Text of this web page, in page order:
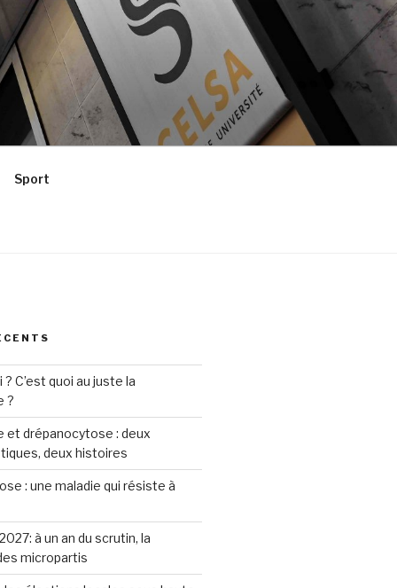
Sport
C’est quoi au juste la
?
et drépanocytose : deux
deux histoires
: une maladie qui résiste à
à un an du scrutin, la
micropartis